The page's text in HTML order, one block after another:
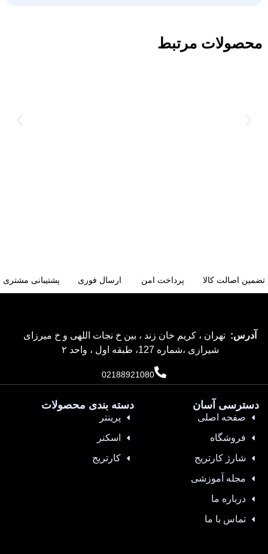
محصولات مرتبط
تضمین اصالت کالا پرداخت امن ارسال فوری پشتیبانی مشتری
آدرس: تهران ، کریم خان زند ، بین خ نجات اللهی و خ میرزای
شیرازی ،شماره 127، طبقه اول ، واحد ۲
02188921080
دسترسی آسان
صفحه اصلی
فروشگاه
شارژ کارتریج
مجله آموزشی
درباره ما
تماس با ما
دسته بندی محصولات
پرینتر
اسکنر
کارتریج